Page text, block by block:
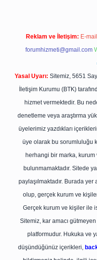
Reklam ve İletişim: E-
forumhizmeti@gmail.com
Yasal Uyarı: Sitemiz, 5651
İletişim Kurumu (BTK)
hizmet vermektedir. Bu
denetleme veya araştırma
üyelerimiz yazdıkları
üye olarak bu sorumluluğu
herhangi bir marka, kurum
bulunmamaktadır. Sitede
paylaşılmaktadır. Burada
olup, gerçek kurum ve
Gerçek kurum ve kişiler ile
Sitemiz, kar amacı
platformudur. Hukuka ve
düşündüğünüz içerikleri,